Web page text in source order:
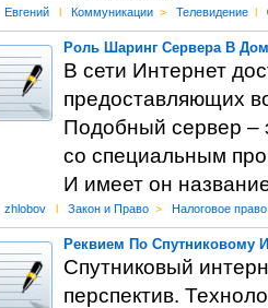
Евгений l Коммуникации > Телевидение l
Роль Шаринг Сервера В
В сети Интернет
предоставляющих
Подобный сервер –
со специальным
И имеет он
zhlobov l Закон и Право > Налоговое право
Реквием По Спутниковому
Спутниковый
перспектив.